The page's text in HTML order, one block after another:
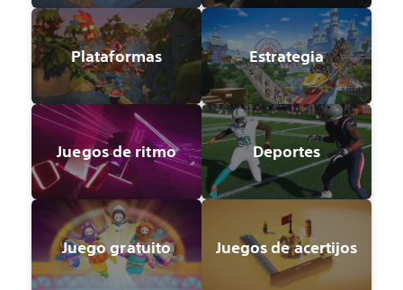
Plataformas Estrategia
Juegos de ritmo Deportes
Juego gratuito Juegos de acertijos